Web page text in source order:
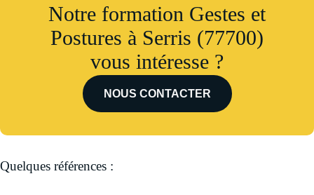
Notre formation Gestes et
Postures à Serris (77700)
vous intéresse ?
NOUS CONTACTER
Quelques références :